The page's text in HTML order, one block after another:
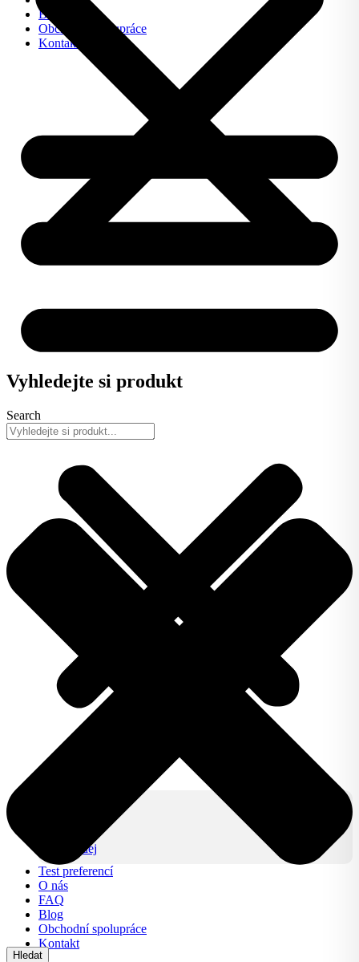
Blog
Obchodní spolupráce
Kontakt
Výprodej
Test preferencí
O nás
FAQ
Blog
Obchodní spolupráce
Kontakt
Vyhledejte si produkt
Search
Hledat